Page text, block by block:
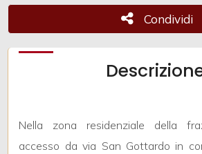
Condividi
Condividi
Nella zona residenziale della
accesso da via San Gottardo in
Totale